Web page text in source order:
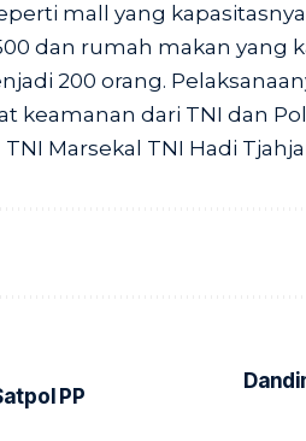
mall yang
dan rumah makan yang
200 orang.
keamanan dari TNI dan
Marsekal TNI Hadi
PP